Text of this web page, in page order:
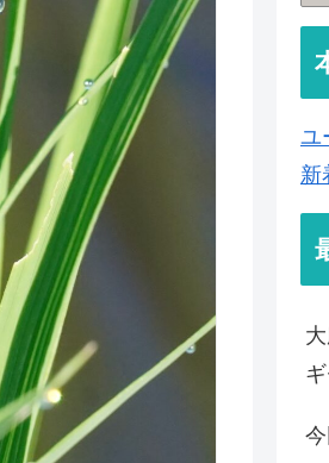
ユ
新